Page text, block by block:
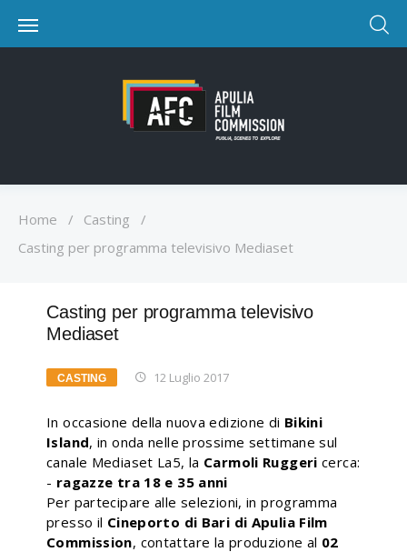
Home / Casting
/
Casting per programma televisivo Mediaset
Casting per programma televisivo
Mediaset
CASTING 12 Luglio 2017
In occasione della nuova edizione di Bikini
Island, in onda nelle prossime settimane sul
canale Mediaset La5, la Carmoli Ruggeri cerca:
- ragazze tra 18 e 35 anni
Per partecipare alle selezioni, in programma
presso il Cineporto di Bari di Apulia Film
Commission, contattare la produzione al 02